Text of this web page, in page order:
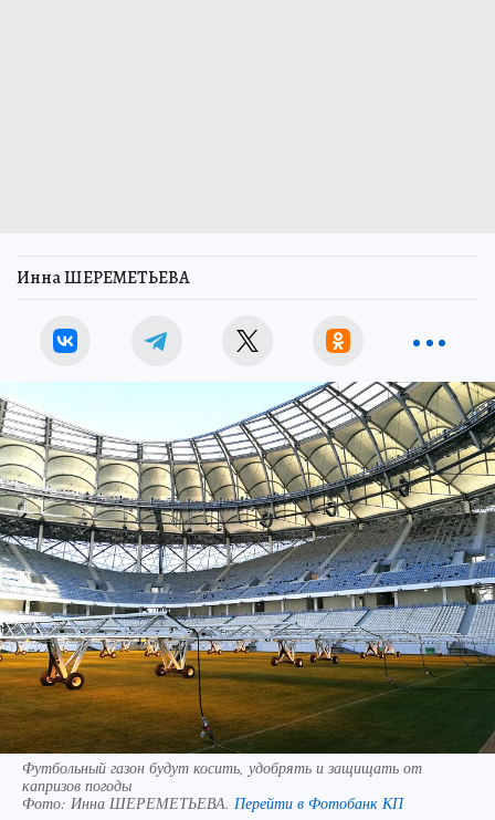
Инна ШЕРЕМЕТЬЕВА
Футбольный газон будут косить, удобрять и защищать от
капризов погоды
Фото: Инна ШЕРЕМЕТЬЕВА. Перейти в Фотобанк КП